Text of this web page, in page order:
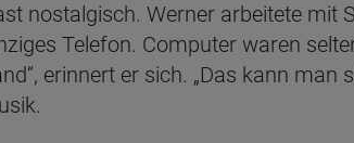
nostalgisch. Werner arbeitete mit
Telefon. Computer waren
erinnert er sich. „Das kann man